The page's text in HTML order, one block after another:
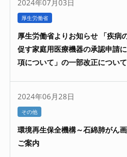
2024年07月03日
厚生労働省
厚生労働省よりお知らせ 「疾病
促す家庭用医療機器の承認申請
項について」の一部改正につい
2024年06月28日
その他
環境再生保全機構～石綿肺がん
ご案内